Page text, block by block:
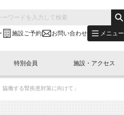
施設ご予約 お問い合わせ メニュー
"LINK-BioBAY TOKYO"？
LINK-J WEST
特別会員
し込み
施設・アクセス
予約
働する腎疾患対策に向けて」